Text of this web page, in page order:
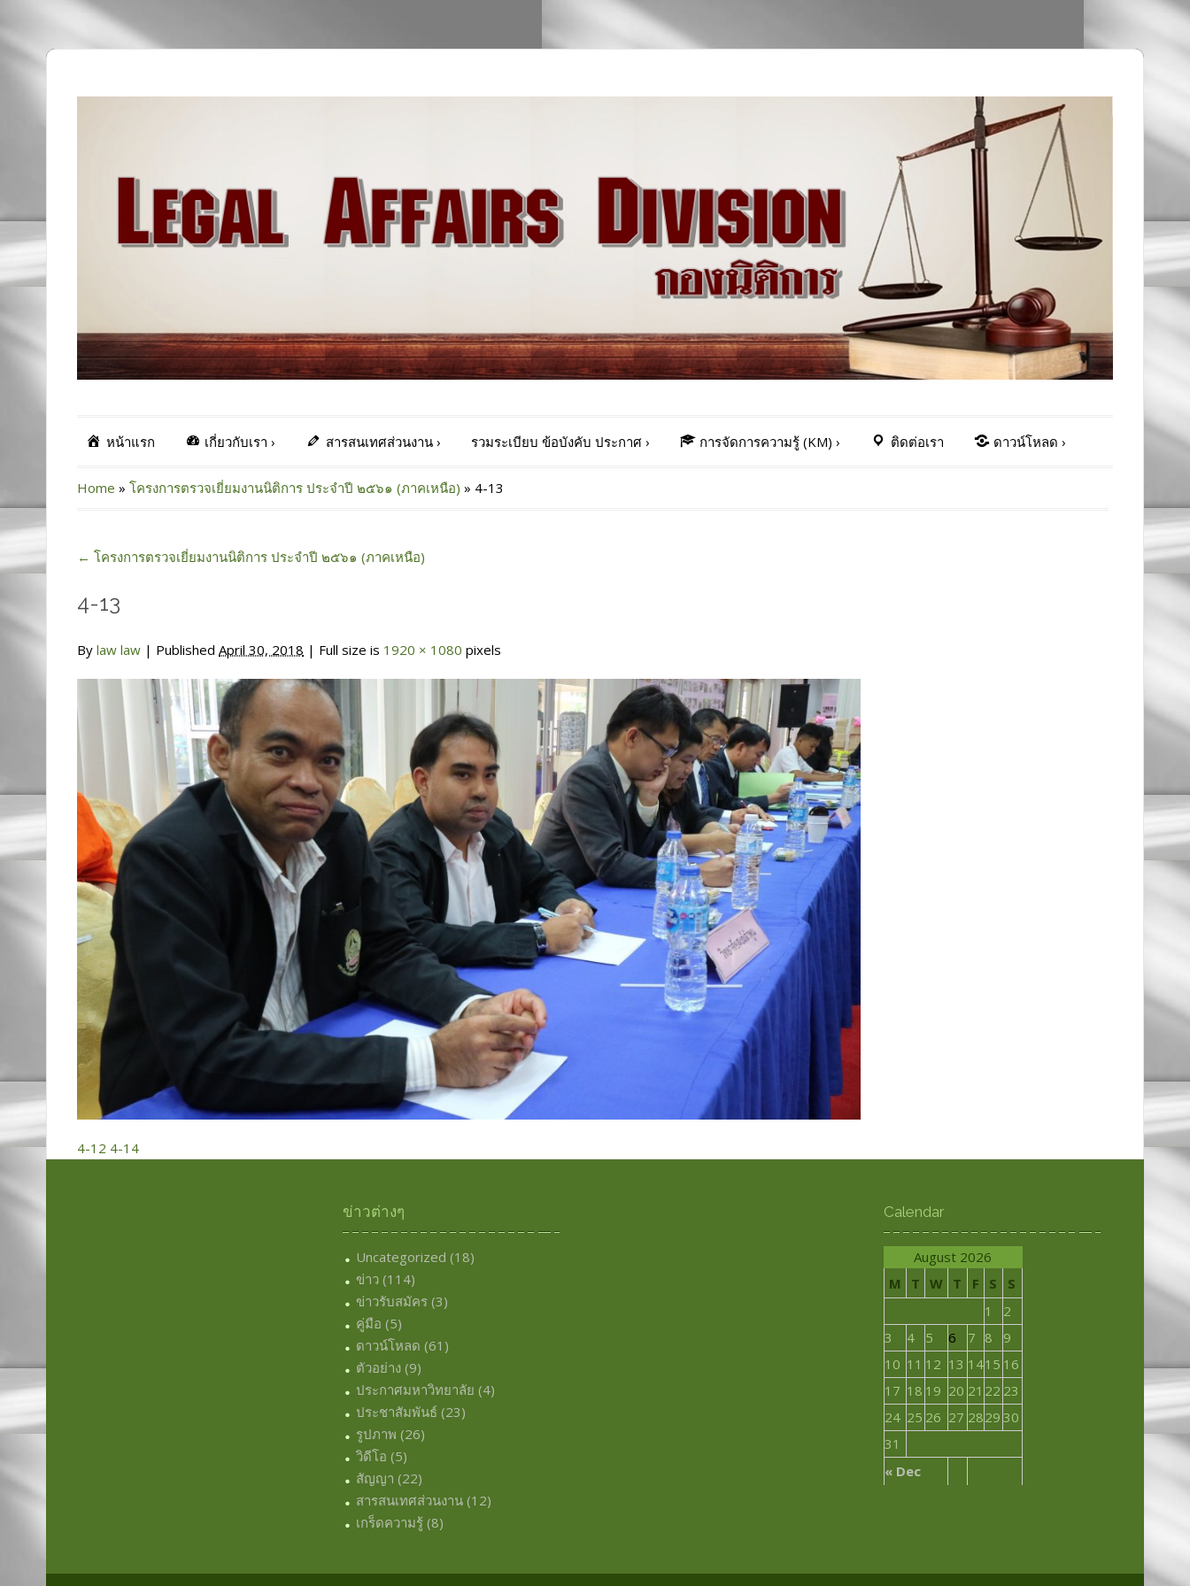
หน้าแรก เกี่ยวกับเรา › สารสนเทศส่วนงาน› รวมระเบียบ ข้อบังคับ ประกาศ› การจัดการความรู้ (KM) › ติดต่อเรา ดาวน์โหลด ›
Home » โครงการตรวจเยี่ยมงานนิติการ ประจำปี ๒๕๖๑ (ภาคเหนือ) » 4-13
← โครงการตรวจเยี่ยมงานนิติการ ประจำปี ๒๕๖๑ (ภาคเหนือ)
4-13
By law law | Published April 30, 2018 | Full size is 1920 × 1080 pixels
4-12 4-14
ข่าวต่างๆ
Uncategorized (18)
ข่าว (114)
ข่าวรับสมัคร (3)
คู่มือ (5)
ดาวน์โหลด (61)
ตัวอย่าง (9)
ประกาศมหาวิทยาลัย (4)
ประชาสัมพันธ์ (23)
รูปภาพ (26)
วิดีโอ (5)
สัญญา (22)
สารสนเทศส่วนงาน (12)
เกร็ดความรู้ (8)
Calendar
August 2026
M
T W T F S S
« Dec
1
2
3
4 5 6 7 8
9
10 11 12 13 1415 16
17 18 19 20 21 22 23
24 25 26 27 2829 30
31